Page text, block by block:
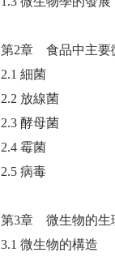
第2章 食品中主要
2.1 細菌
2.2 放線菌
2.3 酵母菌
2.4 霉菌
2.5 病毒
第3章 微生物的生
3.1 微生物的構造